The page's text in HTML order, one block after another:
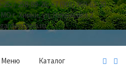
/ 258-89-26; +7 (903) 969-62-20
МО г. Химки, ул. Некрасова 2
Каталог
Меню